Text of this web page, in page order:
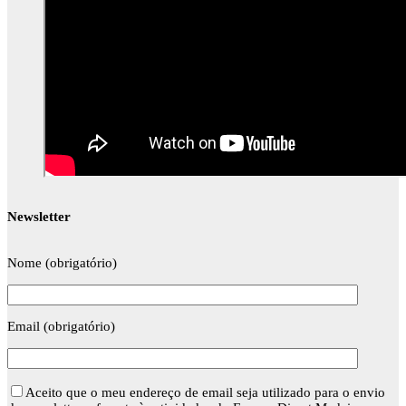
Newsletter
Nome (obrigatório)
Email (obrigatório)
Aceito que o meu endereço de email seja utilizado para o envio